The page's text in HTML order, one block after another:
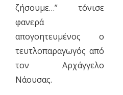
ζήσουμε…” τόνισε
φανερά
απογοητευμένος ο
τευτλοπαραγωγός από
τον Αρχάγγελο
Νάουσας.